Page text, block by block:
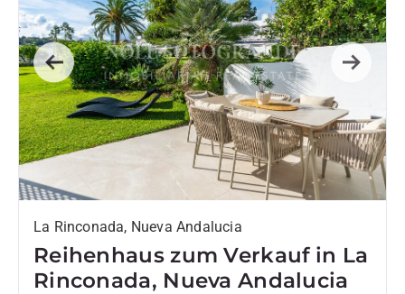
Previous Next
La Rinconada, Nueva Andalucia
Reihenhaus zum Verkauf in La
Rinconada, Nueva Andalucia